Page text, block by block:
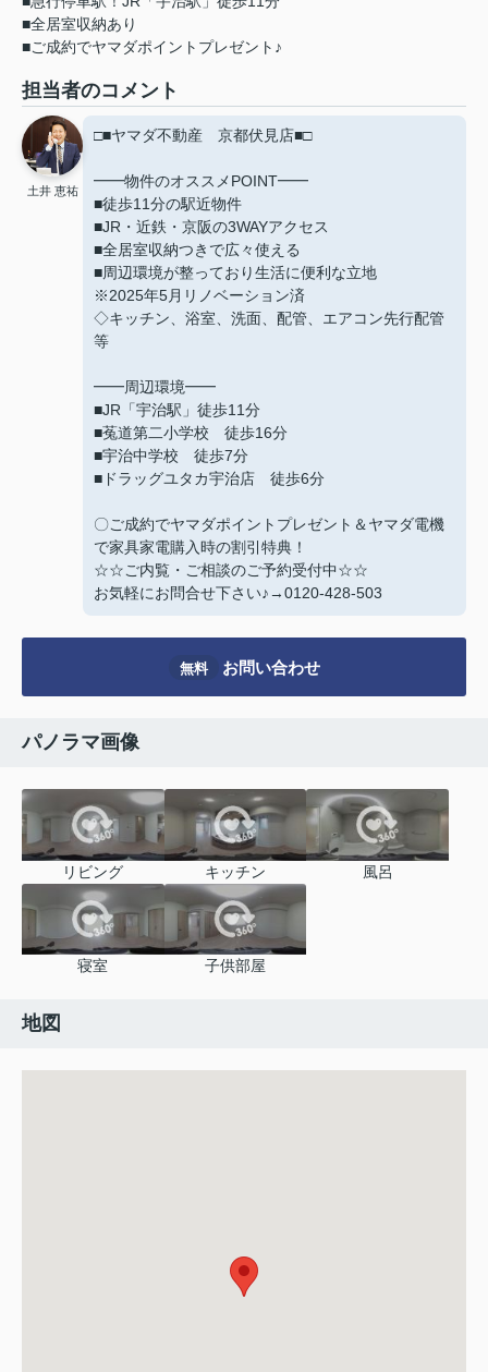
■全居室収納あり
■ご成約でヤマダポイントプレゼント♪
担当者のコメント
土井 恵祐
□■ヤマダ不動産 京都伏見店■□
━━物件のオススメPOINT━━
■徒歩11分の駅近物件
■JR・近鉄・京阪の3WAYアクセス
■全居室収納つきで広々使える
■周辺環境が整っており生活に便利な立地
※2025年5月リノベーション済
◇キッチン、浴室、洗面、配管、エアコン先行配管
等
━━周辺環境━━
■JR「宇治駅」徒歩11分
■菟道第二小学校 徒歩16分
■宇治中学校 徒歩7分
■ドラッグユタカ宇治店 徒歩6分
〇ご成約でヤマダポイントプレゼント＆ヤマダ電機
で家具家電購入時の割引特典！
☆☆ご内覧・ご相談のご予約受付中☆☆
お気軽にお問合せ下さい♪→0120-428-503
無料 お問い合わせ
パノラマ画像
リビング キッチン 風呂
寝室 子供部屋
地図